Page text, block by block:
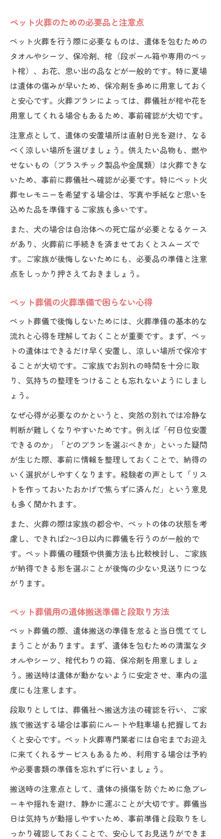
ペット火葬のための必要品と注意点
ペット火葬を行う際に必要なものは、遺体を包むための
タオルやシーツ、保冷剤、棺（段ボール箱や専用のペッ
ト棺）、お花、思い出の品などが一般的です。特に夏場
は遺体の傷みが早いため、保冷剤を多めに用意しておく
と安心です。火葬プランによっては、葬儀社が棺や花を
用意してくれる場合もあるため、事前確認が大切です。
注意点として、遺体の安置場所は直射日光を避け、なる
べく涼しい場所を選びましょう。供えたい品物も、燃や
せないもの（プラスチック製品や金属類）は火葬できな
いため、事前に葬儀社へ確認が必要です。特にペット火
葬セレモニーを希望する場合は、写真や手紙など思いを
込めた品を準備するご家族も多いです。
また、犬の場合は自治体への死亡届が必要となるケース
があり、火葬前に手続きを済ませておくとスムーズで
す。ご家族が後悔しないためにも、必要品の準備と注意
点をしっかり押さえておきましょう。
ペット葬儀の火葬準備で困らない心得
ペット葬儀で後悔しないためには、火葬準備の基本的な
流れと心得を理解しておくことが重要です。まず、ペッ
トの遺体はできるだけ早く安置し、涼しい場所で保冷す
ることが大切です。ご家族でお別れの時間を十分に取
り、気持ちの整理をつけることも忘れないようにしまし
ょう。
なぜ心得が必要なのかというと、突然の別れでは冷静な
判断が難しくなりやすいためです。例えば「何日位安置
できるのか」「どのプランを選ぶべきか」といった疑問
が生じた際、事前に情報を整理しておくことで、納得の
いく選択がしやすくなります。経験者の声として「リス
トを作っておいたおかげで焦らずに済んだ」という意見
も多く聞かれます。
また、火葬の際は家族の都合や、ペットの体の状態を考
慮し、できれば2〜3日以内に葬儀を行うのが一般的で
す。ペット葬儀の種類や供養方法も比較検討し、ご家族
が納得できる形を選ぶことが後悔の少ない見送りにつな
がります。
ペット葬儀用の遺体搬送準備と段取り方法
ペット葬儀の際、遺体搬送の準備を怠ると当日慌ててし
まうことがあります。まず、遺体を包むための清潔なタ
オルやシーツ、棺代わりの箱、保冷剤を用意しましょ
う。搬送時は遺体が動かないように安定させ、車内の温
度にも注意します。
段取りとしては、葬儀社へ搬送方法の確認を行い、ご家
族で搬送する場合は事前にルートや駐車場も把握してお
くと安心です。ペット火葬専門業者には自宅までお迎え
に来てくれるサービスもあるため、利用する場合は予約
や必要書類の準備を忘れずに行いましょう。
搬送時の注意点として、遺体の損傷を防ぐために急ブレ
ーキや揺れを避け、静かに運ぶことが大切です。葬儀当
日は気持ちが動揺しやすいため、事前準備と段取りをし
っかり確認しておくことで、安心してお見送りができま